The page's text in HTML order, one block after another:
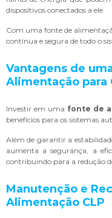
dispositivos conectados a ele.
Com uma fonte de
contínua e segura de todo o
Vantagens de
Alimentação para
Investir em uma fonte de
benefícios para os sistemas
Além de garantir a
aumenta a segurança, a
contribuindo para a redução
Manutenção e
Alimentação CLP